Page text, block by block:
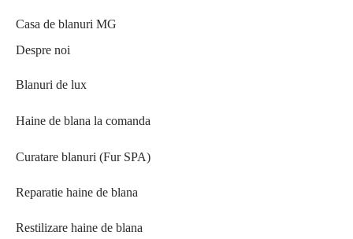
Casa de blanuri MG
Despre noi
Blanuri de lux
Haine de blana la comanda
Curatare blanuri (Fur SPA)
Reparatie haine de blana
Restilizare haine de blana